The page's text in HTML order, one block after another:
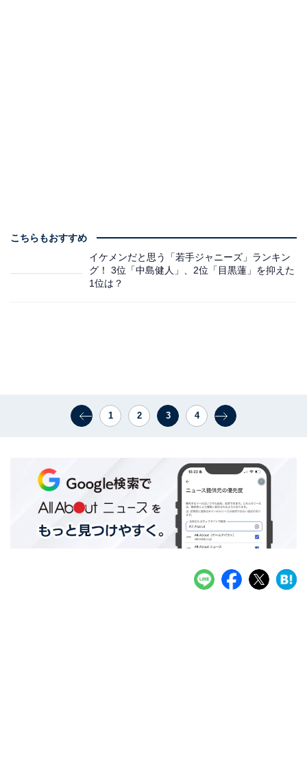
こちらもおすすめ
イケメンだと思う「若手ジャニーズ」ランキン
グ！ 3位「中島健人」、2位「目黒蓮」を抑えた
1位は？
1 2 3 4